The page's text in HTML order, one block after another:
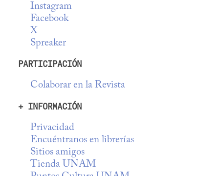
Instagram
Facebook
X
Spreaker
PARTICIPACIÓN
Colaborar en la Revista
+ INFORMACIÓN
Privacidad
Encuéntranos en librerías
Sitios amigos
Tienda UNAM